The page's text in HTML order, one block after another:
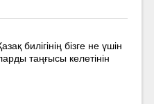
билігінің бізге не үшін
таңғысы келетінін